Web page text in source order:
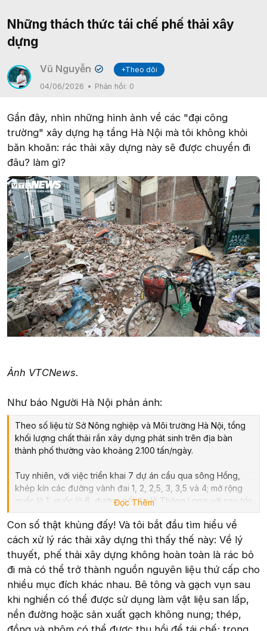
Những thách thức tái chế phế thải xây
dựng
Vũ Nguyễn ✔
+Theo dõi
04/06/2026
Phản hồi: 0
Gần đây, nhìn những hình ảnh về các "đại công
trường" xây dựng hạ tầng Hà Nội mà tôi không khỏi
băn khoăn: rác thải xây dựng này sẽ được chuyển đi
đâu? làm gì?
Ảnh VTCNews.
Như báo Người Hà Nội phản ánh:
Theo số liệu từ Sở Nông nghiệp và Môi trường Hà Nội, tổng
khối lượng chất thải rắn xây dựng phát sinh trên địa bàn
thành phố thường vào khoảng 2.100 tấn/ngày.
Tuy nhiên, với việc triển khai 7 dự án cầu qua sông Hồng,
khép kín các đường vành đai 1, 2, 2,5, 3, 3,5 và 4; mở rộng
quốc lộ 1, quốc lộ 6, đường nối đại lộ Thăng Long với cao tốc
Hà Nội - Hòa Bình…, khối lượng phế thải xây dựng tăng gấp
4-5 lần, lên tới khoảng 10.000 tấn/ngày.
Đọc Thêm
Con số thật khủng đấy! Và tôi bắt đầu tìm hiểu về
cách xử lý rác thải xây dựng thì thấy thế này: Về lý
thuyết, phế thải xây dựng không hoàn toàn là rác bỏ
đi mà có thể trở thành nguồn nguyên liệu thứ cấp cho
nhiều mục đích khác nhau. Bê tông và gạch vụn sau
khi nghiền có thể được sử dụng làm vật liệu san lấp,
nền đường hoặc sản xuất gạch không nung; thép,